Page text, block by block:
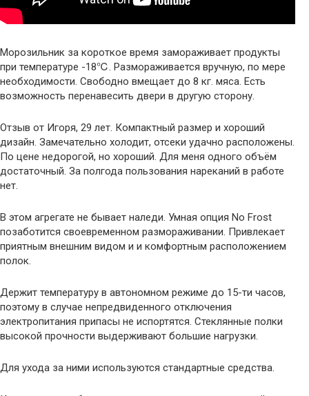
Морозильник за короткое время замораживает продукты
при температуре -18℃. Размораживается вручную, по мере
необходимости. Свободно вмещает до 8 кг. мяса. Есть
возможность перенавесить двери в другую сторону.
Отзыв от Игоря, 29 лет. Компактный размер и хороший
дизайн. Замечательно холодит, отсеки удачно расположены.
По цене недорогой, но хороший. Для меня одного объём
достаточный. За полгода пользования нареканий в работе
нет.
В этом агрегате не бывает наледи. Умная опция No Frost
позаботится своевременном размораживании. Привлекает
приятным внешним видом и и комфортным расположением
полок.
Держит температуру в автономном режиме до 15-ти часов,
поэтому в случае непредвиденного отключения
электропитания припасы не испортятся. Стеклянные полки
высокой прочности выдерживают большие нагрузки.
Для ухода за ними используются стандартные средства.